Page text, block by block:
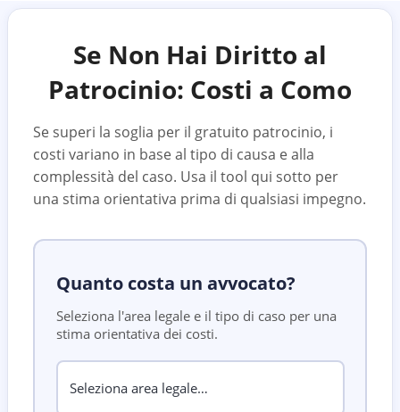
Se Non Hai Diritto al
Patrocinio: Costi a Como
Se superi la soglia per il gratuito patrocinio, i
costi variano in base al tipo di causa e alla
complessità del caso. Usa il tool qui sotto per
una stima orientativa prima di qualsiasi impegno.
Quanto costa un avvocato?
Seleziona l'area legale e il tipo di caso per una
stima orientativa dei costi.